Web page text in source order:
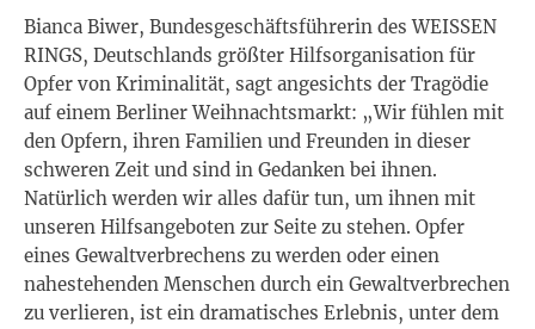
Bianca Biwer, Bundesgeschäftsführerin des WEISSEN
RINGS, Deutschlands größter Hilfsorganisation für
Opfer von Kriminalität, sagt angesichts der Tragödie
auf einem Berliner Weihnachtsmarkt: „Wir fühlen mit
den Opfern, ihren Familien und Freunden in dieser
schweren Zeit und sind in Gedanken bei ihnen.
Natürlich werden wir alles dafür tun, um ihnen mit
unseren Hilfsangeboten zur Seite zu stehen. Opfer
eines Gewaltverbrechens zu werden oder einen
nahestehenden Menschen durch ein Gewaltverbrechen
zu verlieren, ist ein dramatisches Erlebnis, unter dem